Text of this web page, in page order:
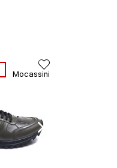
Mocassini